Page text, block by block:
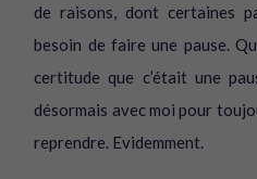
de raisons, dont certaines
besoin de faire une pause.
certitude que c’était une
désormais avec moi pour
reprendre. Evidemment.